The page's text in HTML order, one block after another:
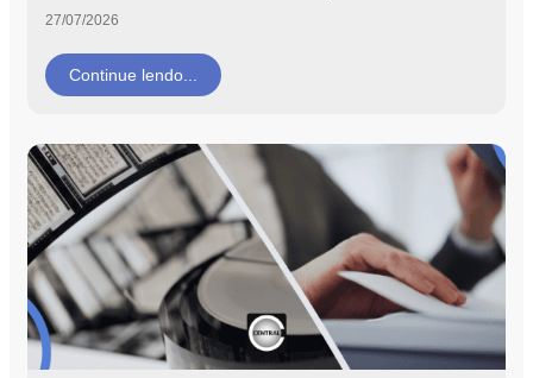
27/07/2026
Continue lendo...